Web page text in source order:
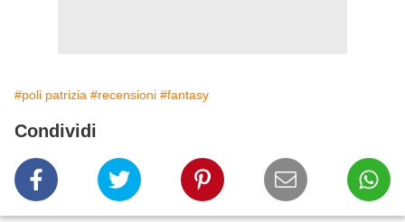
#poli patrizia #recensioni #fantasy
Condividi